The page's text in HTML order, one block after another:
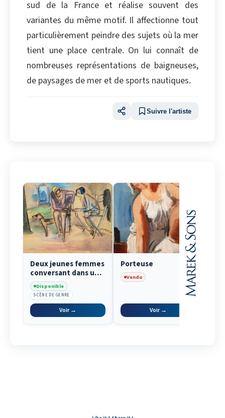
sud de la France et réalise souvent des
variantes du même motif. Il affectionne tout
particulièrement peindre des sujets où la mer
tient une place centrale. On lui connaît de
nombreuses représentations de baigneuses,
de paysages de mer et de sports nautiques.
Suivre l'artiste
Deux jeunes femmes
conversant dans un
parc
Disponible
SCÈNE DE GENRE
Voir →
Porteuse
Vendu
Voir →